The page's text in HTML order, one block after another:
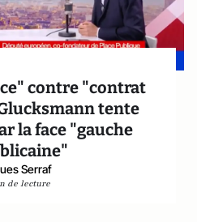
contre "contrat
tente
la face "gauche
Serraf
de lecture